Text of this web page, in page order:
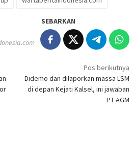
SEBARKAN
Pos berikutnya
Didemo dan dilaporkan massa LSM
di depan Kejati Kalsel, ini jawaban
PT AGM